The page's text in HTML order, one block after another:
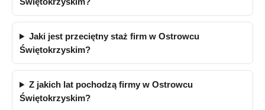
Jaki jest przeciętny staż firm w Ostrowcu
Świętokrzyskim?
Z jakich lat pochodzą firmy w Ostrowcu
Świętokrzyskim?